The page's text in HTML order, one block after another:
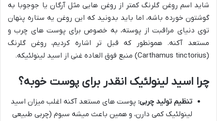
شاید اسم روغن گلرنگ کمتر از روغن هایی مثل آرگان یا جوجوبا به
گوشتون خورده باشه، اما باید بدونید که این روغن یه ستاره پنهان
توی دنیای مراقبت از پوسته، به خصوص برای پوست های چرب و
مستعد آکنه. همونطور که قبل تر اشاره کردیم، روغن گلرنگ
(Carthamus tinctorius) منبع فوق العاده غنی از اسید لینولئیکه.
چرا اسید لینولئیک انقدر برای پوست خوبه؟
تنظیم تولید چربی: پوست های مستعد آکنه اغلب میزان اسید
لینولئیک کمی دارن، و همین باعث میشه سبوم (چربی طبیعی